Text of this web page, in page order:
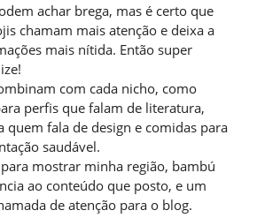
achar brega, mas é certo que
chamam mais atenção e deixa a
mais nítida. Então super
com cada nicho, como
perfis que falam de literatura,
quem fala de design e comidas para
saudável.
mostrar minha região, bambú
ao conteúdo que posto, e um
de atenção para o blog.